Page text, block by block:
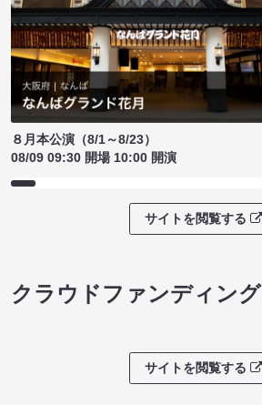
８月本公演（8/1～8/23）
08/09 09:30 開場 10:00 開演
サイトを閲覧する
クラウドファンディング
サイトを閲覧する